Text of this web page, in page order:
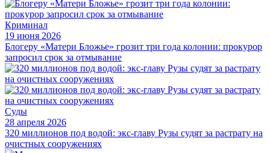
Криминал
19 июня 2026
Блогеру «Матери Бложье» грозит три года колонии: прокурор
запросил срок за отмывание
Суды
28 апреля 2026
320 миллионов под водой: экс-главу Рузы судят за растрату на
очистных сооружениях